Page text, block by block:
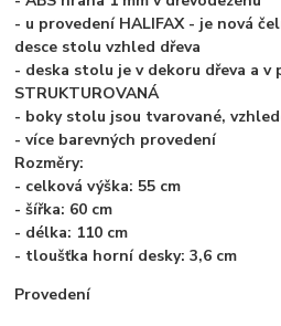
- u provedení HALIFAX - je nová
desce stolu vzhled dřeva
- deska stolu je v dekoru dřeva a v
STRUKTUROVANÁ
- boky stolu jsou tvarované,
- více barevných provedení
Rozměry:
- celková výška: 55 cm
- šířka: 60 cm
- délka: 110 cm
- tloušťka horní desky: 3,6 cm
Provedení